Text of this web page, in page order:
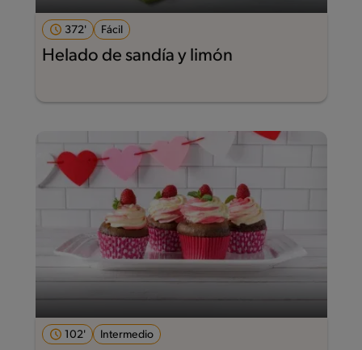
372' Fácil
Helado de sandía y limón
102' Intermedio